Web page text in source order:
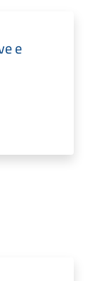
e